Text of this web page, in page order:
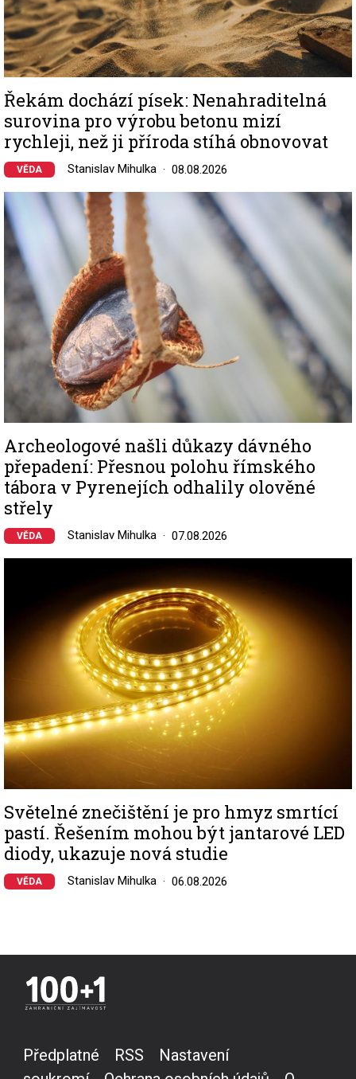
Řekám dochází písek: Nenahraditelná
surovina pro výrobu betonu mizí
rychleji, než ji příroda stíhá obnovovat
VĚDA Stanislav Mihulka 08.08.2026
Image
Archeologové našli důkazy dávného
přepadení: Přesnou polohu římského
tábora v Pyrenejích odhalily olověné
střely
VĚDA Stanislav Mihulka 07.08.2026
Světelné znečištění je pro hmyz smrtící
pastí. Řešením mohou být jantarové LED
diody, ukazuje nová studie
VĚDA Stanislav Mihulka 06.08.2026
Předplatné RSS
Nastavení